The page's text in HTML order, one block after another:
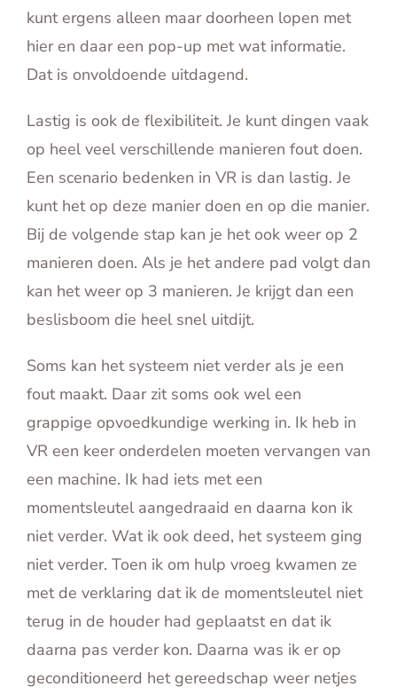
kunt ergens alleen maar doorheen lopen met
hier en daar een pop-up met wat informatie.
Dat is onvoldoende uitdagend.
Lastig is ook de flexibiliteit. Je kunt dingen vaak
op heel veel verschillende manieren fout doen.
Een scenario bedenken in VR is dan lastig. Je
kunt het op deze manier doen en op die manier.
Bij de volgende stap kan je het ook weer op 2
manieren doen. Als je het andere pad volgt dan
kan het weer op 3 manieren. Je krijgt dan een
beslisboom die heel snel uitdijt.
Soms kan het systeem niet verder als je een
fout maakt. Daar zit soms ook wel een
grappige opvoedkundige werking in. Ik heb in
VR een keer onderdelen moeten vervangen van
een machine. Ik had iets met een
momentsleutel aangedraaid en daarna kon ik
niet verder. Wat ik ook deed, het systeem ging
niet verder. Toen ik om hulp vroeg kwamen ze
met de verklaring dat ik de momentsleutel niet
terug in de houder had geplaatst en dat ik
daarna pas verder kon. Daarna was ik er op
geconditioneerd het gereedschap weer netjes